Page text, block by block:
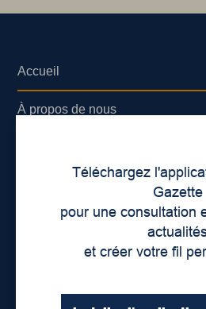
Téléchargez
Gazette
pour une consultation
et créer votre fil
Accueil
À propos de nous
Lieux de distribution